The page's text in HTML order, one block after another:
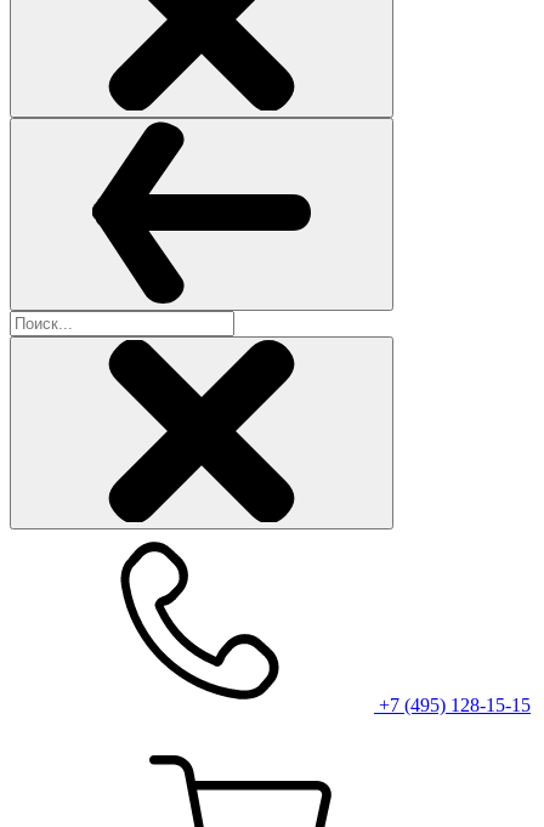
+7 (495) 128-15-15